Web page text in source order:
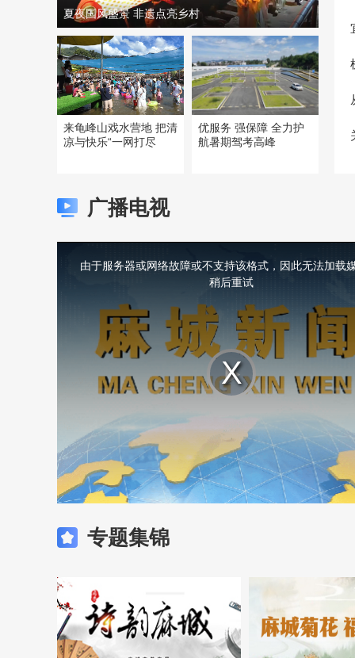
夏夜国风盛景 非遗点亮乡村
来龟峰山戏水营地 把清
凉与快乐“一网打尽
优服务 强保障 全力护
航暑期驾考高峰
广播电视
Play
Video
This
由于服务器或网络故障或不支持该格式，因此无法加载
稍后重试
专题集锦